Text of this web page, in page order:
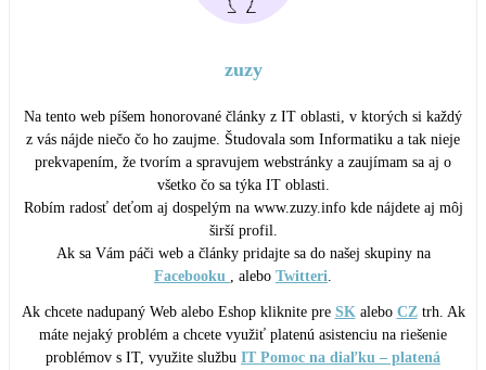
zuzy
Na tento web píšem honorované články z IT oblasti, v ktorých si každý
z vás nájde niečo čo ho zaujme. Študovala som Informatiku a tak nieje
prekvapením, že tvorím a spravujem webstránky a zaujímam sa aj o
všetko čo sa týka IT oblasti.
Robím radosť deťom aj dospelým na www.zuzy.info kde nájdete aj môj
širší profil.
Ak sa Vám páči web a články pridajte sa do našej skupiny na
Facebooku
, alebo Twitteri
Ak chcete nadupaný Web alebo Eshop kliknite pre SK alebo CZtrh. Ak
máte nejaký problém a chcete využiť platenú asistenciu na riešenie
problémov s IT, využite službu IT Pomoc na diaľku – platená